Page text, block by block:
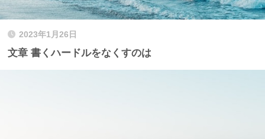
2023年1月26日
文章 書くハードルをなくすのは